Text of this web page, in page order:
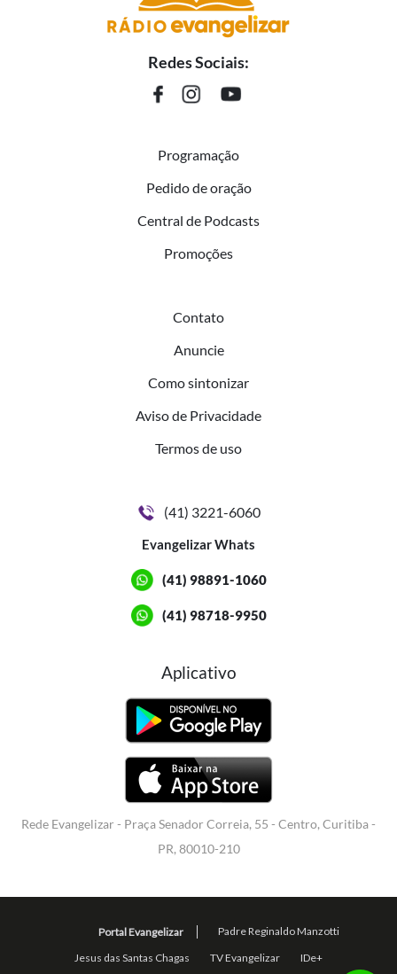
Redes Sociais:
Programação
Pedido de oração
Central de Podcasts
Promoções
Contato
Anuncie
Como sintonizar
Aviso de Privacidade
Termos de uso
(41) 3221-6060
Evangelizar Whats
(41) 98891-1060
(41) 98718-9950
Aplicativo
Rede Evangelizar - Praça Senador Correia, 55 - Centro, Curitiba -
PR, 80010-210